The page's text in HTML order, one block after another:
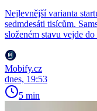
Nejlevnější varianta
sedmdesáti tisícům.
složeném stavu vejde
Mobify.cz
dnes, 19:53
5 min